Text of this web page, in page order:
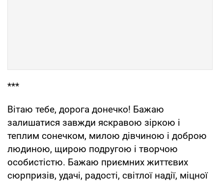
***
Вітаю тебе, дорога донечко! Бажаю
залишатися завжди яскравою зіркою і
теплим сонечком, милою дівчиною і доброю
людиною, щирою подругою і творчою
особистістю. Бажаю приємних життєвих
сюрпризів, удачі, радості, світлої надії, міцної